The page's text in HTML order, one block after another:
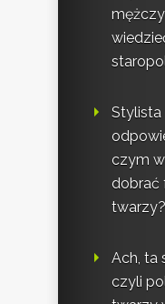
Stylista
czym
dobrać
twarzy?
Ach, ta
czyli